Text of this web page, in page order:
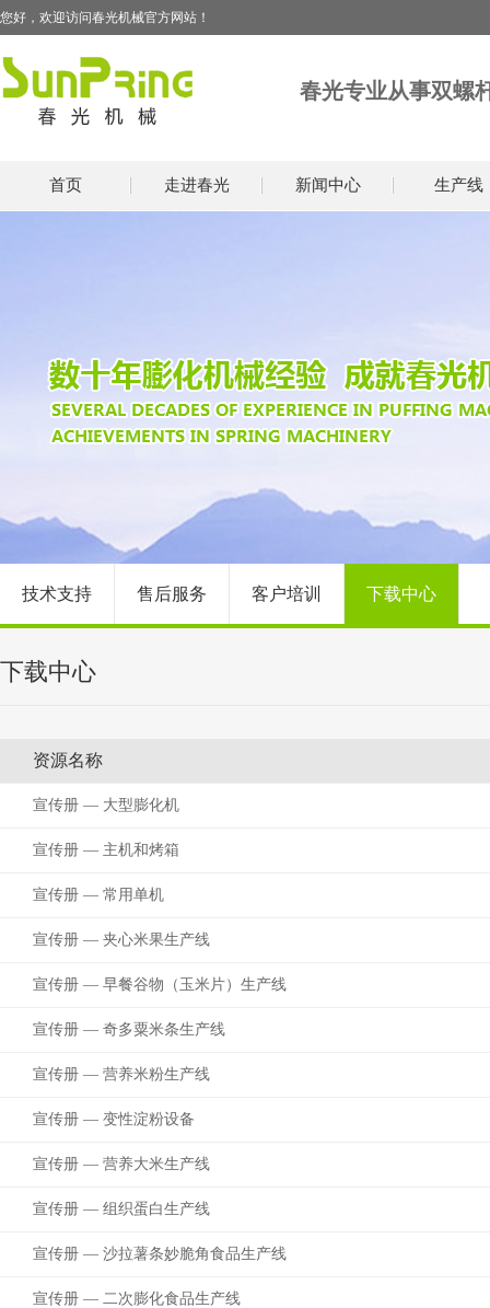
您好，欢迎访问春光机械官方网站！
春光专业从事双螺
首页 走进春光 新闻中心 生产线
技术支持 售后服务 客户培训 下载中心
下载中心
资源名称
宣传册 — 大型膨化机
宣传册 — 主机和烤箱
宣传册 — 常用单机
宣传册 — 夹心米果生产线
宣传册 — 早餐谷物（玉米片）生产线
宣传册 — 奇多粟米条生产线
宣传册 — 营养米粉生产线
宣传册 — 变性淀粉设备
宣传册 — 营养大米生产线
宣传册 — 组织蛋白生产线
宣传册 — 沙拉薯条妙脆角食品生产线
宣传册 — 二次膨化食品生产线